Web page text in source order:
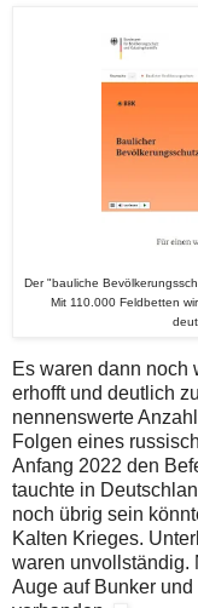
Der "bauliche
Mit 110.000 Feldbetten
Es waren dann noch
erhofft und deutlich
nennenswerte
Folgen eines
Anfang 2022 den
tauchte in
noch übrig sein
Kalten Krieges.
waren unvollständig.
Auge auf Bunker